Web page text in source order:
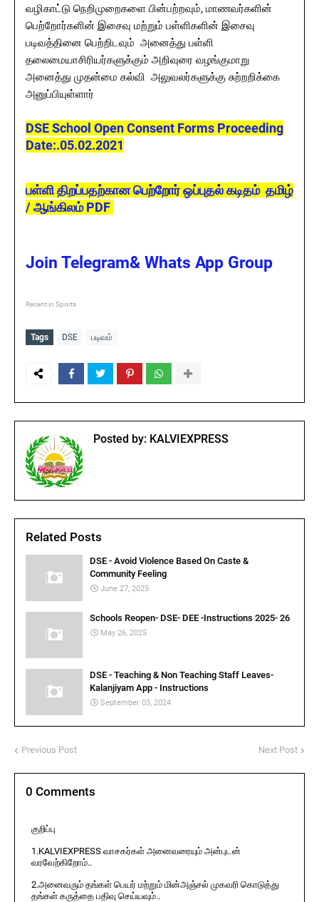
வழிகாட்டு நெறிமுறைகளை பின்பற்றவும்‌, மாணவர்களின்‌
பெற்றோர்களின்‌ இசைவு மற்றும்‌ பள்ளிகளின்‌ இசைவு
படிவத்தினை பெற்றிடவும்‌ அனைத்து பள்ளி
தலைமையாசிரியர்களுக்கும்‌ அறிவுரை வழங்குமாறு
அனைத்து முதன்மை கல்வி அலுவலர்களுக்கு சுற்றறிக்கை
அனுப்பியுள்ளார்
DSE School Open Consent Forms Proceeding
Date:‌.05.02.2021
பள்ளி திறப்பதற்கான பெற்றோர் ஒப்புதல் கடிதம் தமிழ்
/ ஆங்கிலம் PDF
Join Telegram& Whats App Group
Recent in Sports
Tags DSE படிவம்
Posted by: KALVIEXPRESS
Related Posts
DSE - Avoid Violence Based On Caste &
Community Feeling
June 27, 2025
Schools Reopen- DSE- DEE -Instructions 2025- 26
May 26, 2025
DSE - Teaching & Non Teaching Staff Leaves-
Kalanjiyam App - Instructions
September 03, 2024
Previous Post Next Post
0 Comments
குறிப்பு
1.KALVIEXPRESS வாசகர்கள் அனைவரையும் அன்புடன்
வரவேற்கிறோம்..
2.அனைவரும் தங்கள் பெயர் மற்றும் மின்அஞ்சல் முகவரி கொடுத்து
தங்கள் கருத்தை பதிவு செய்யவும்..